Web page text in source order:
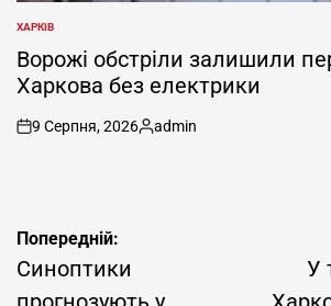
ОПУБЛІКУВАТИ
У
ХАРКІВ
Ворожі обстріли залишили
Харкова без електрики
on
9 Серпня, 2026
Опубліковано
admin
Навігація
записів
Попередній:
Синоптики
У